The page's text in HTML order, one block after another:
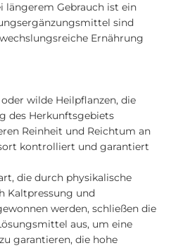
längerem Gebrauch ist ein
sind
Ernährung
wilde Heilpflanzen, die
des Herkunftsgebiets
Reinheit und Reichtum an
kontrolliert und garantiert
die durch physikalische
Kaltpressung und
werden, schließen die
aus, um eine
garantieren, die hohe